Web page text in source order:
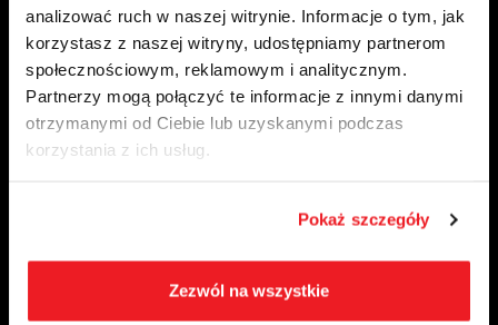
analizować ruch w naszej witrynie. Informacje o tym, jak
korzystasz z naszej witryny, udostępniamy partnerom
społecznościowym, reklamowym i analitycznym.
Partnerzy mogą połączyć te informacje z innymi danymi
otrzymanymi od Ciebie lub uzyskanymi podczas
korzystania z ich usług.
Pokaż szczegóły
Zezwól na wszystkie
FÜR SIE
Unsere Stationen
Ladestationen